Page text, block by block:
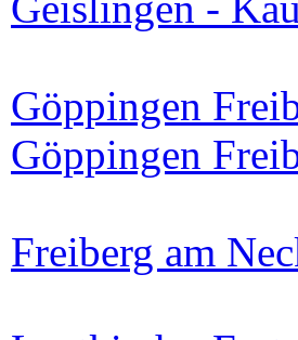
Göppingen
Göppingen
Freiberg am